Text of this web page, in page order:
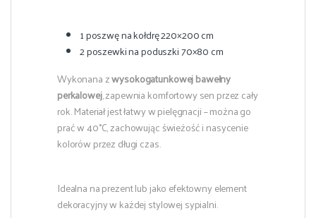
1 poszwę na kołdrę 220×200 cm
2 poszewki na poduszki 70×80 cm
Wykonana zwysokogatunkowej bawełny
perkalowej, zapewnia komfortowy sen przez cały
rok. Materiał jest łatwy w pielęgnacji – można go
prać w 40°C, zachowując świeżość i nasycenie
kolorów przez długi czas.
Idealna na prezent lub jako efektowny element
dekoracyjny w każdej stylowej sypialni.